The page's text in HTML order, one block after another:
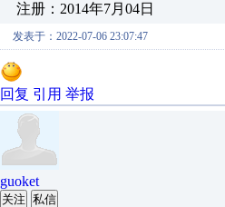
注册：2014年7月04日
发表于：2022-07-06 23:07:47
回复 引用 举报
guoket
关注 私信